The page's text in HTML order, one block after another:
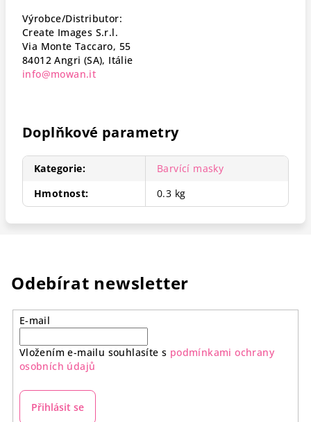
Výrobce/Distributor:
Create Images S.r.l.
Via Monte Taccaro, 55
84012 Angri (SA), Itálie
info@mowan.it
Doplňkové parametry
Kategorie:
Barvící masky
Hmotnost: 0.3 kg
Odebírat newsletter
E-mail
Vložením e-mailu souhlasíte s podmínkami ochrany
osobních údajů
Přihlásit se